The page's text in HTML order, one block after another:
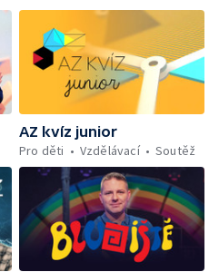
AZ kvíz junior
Pro děti
Vzdělávací Soutěž